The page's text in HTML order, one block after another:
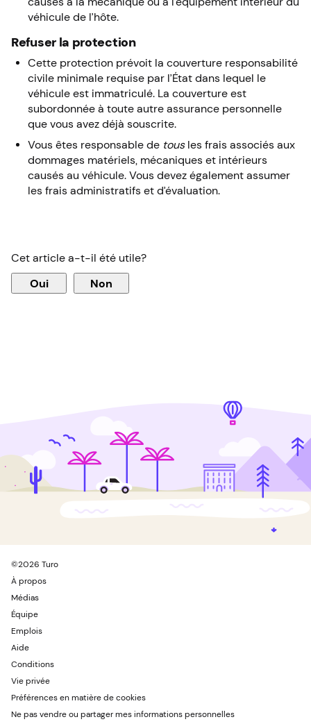
véhicule de l’hôte.
Refuser la protection
Cette protection prévoit la couverture responsabilité
civile minimale requise par l’État dans lequel le
véhicule est immatriculé. La couverture est
subordonnée à toute autre assurance personnelle
que vous avez déjà souscrite.
Vous êtes responsable de tousles frais associés aux
dommages matériels, mécaniques et intérieurs
causés au véhicule. Vous devez également assumer
les frais administratifs et d’évaluation.
Cet article a-t-il été utile?
Oui Non
©2026 Turo
À propos
Médias
Équipe
Emplois
Aide
Conditions
Vie privée
Préférences en matière de cookies
Ne pas vendre ou partager mes informations personnelles